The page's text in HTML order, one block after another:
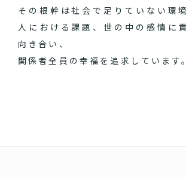
その根幹は社会で足りていない環
人における課題、世の中の感情に
向き合い、
関係者全員の幸福を追求しています。